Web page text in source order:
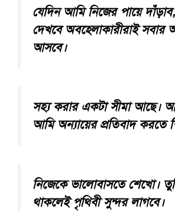
যেদিন আমি নিজের পায়ে
দেখবে অবহেলাকারীরাই সবার
আসবে।
সহ্য করার একটা সীমা আছে।
আমি অন্যায়ের প্রতিবাদ করতে
নিজেকে ভালোবাসতে শেখো।
থাকলেই পৃথিবী সুন্দর লাগবে।